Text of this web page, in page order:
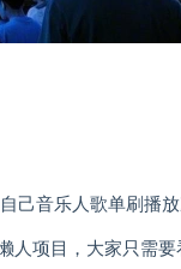
己音乐人歌单刷播
项目，大家只需